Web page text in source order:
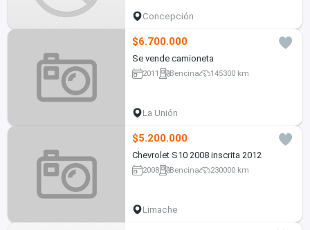
Concepción
$6.700.000
Se vende camioneta
2011 Bencina 145300 km
La Unión
$5.200.000
Chevrolet S10 2008 inscrita 2012
2008 Bencina 230000 km
Limache